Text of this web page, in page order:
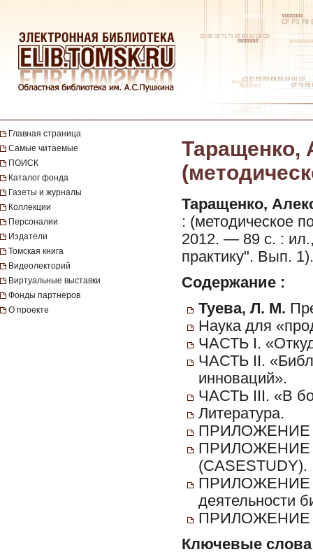
Главная страница
Самые читаемые
ПОИСК
Каталог фонда
Газеты и журналы
Коллекции
Персоналии
Издатели
Томская книга
Видеолекторий
Виртуальные выставки
Фонды партнеров
О проекте
Таращенко,
Таращенко,
: (методическое
2012. — 89 с. :
практику". Вып. 1).
Содержание :
Туева, Л. М.
Наука для
ЧАСТЬ I.
ЧАСТЬ II.
инноваций».
ЧАСТЬ III. «В
Литература.
ПРИЛОЖЕНИЕ 1.
ПРИЛОЖЕНИЕ
(CASESTUDY).
ПРИЛОЖЕНИЕ
деятельности
ПРИЛОЖЕНИЕ
Ключевые слова